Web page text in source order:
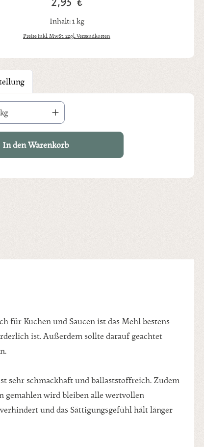
Inhalt:1 kg
Preise inkl. MwSt. zzgl. Versandkosten
den gewünschten Wert ein oder benutze die Schaltflächen um die
In den Warenkorb
für Kuchen und Saucen ist das Mehl bestens
ist. Außerdem sollte darauf geachtet
sehr schmackhaft und ballaststoffreich. Zudem
gemahlen wird bleiben alle wertvollen
und das Sättigungsgefühl hält länger